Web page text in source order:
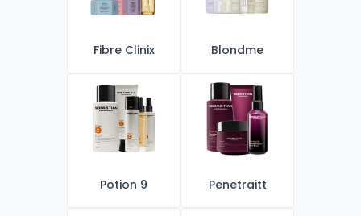
Fibre Clinix Blondme
Potion 9 Penetraitt